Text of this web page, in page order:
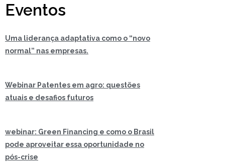
Eventos
Uma liderança adaptativa como o “novo
normal” nas empresas.
Webinar Patentes em agro: questões
atuais e desafios futuros
webinar: Green Financing e como o Brasil
pode aproveitar essa oportunidade no
pós-crise